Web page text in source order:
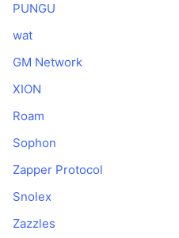
PUNGU
wat
GM Network
XION
Roam
Sophon
Zapper Protocol
Snolex
Zazzles